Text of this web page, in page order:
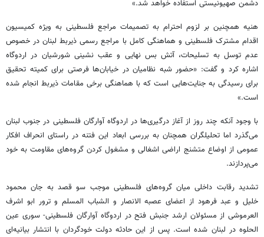
دشمن صهیونیستی استفاده خواهد شد.»
هنیه همچنین بر لزوم احترام به تصمیمات مراجع فلسطینی به ویژه کمیسیون
اقدام مشترک فلسطینی و هماهنگی کامل با مراجع رسمی ذیربط لبنان در خصوص
عدم توسل به تسلیحات، آتش بس نهایی و عقب نشینی شورشیان در اردوگاه
اشاره کرد و گفت: «حضور شبه نظامیان در خیابان‌ها فرصتی برای کمیته تحقیق
برای رسیدگی به جنایت‌هایی است که با هماهنگی برخی مقامات ذیربط انجام شده
است.»
با وجود آنکه چند روز از آغاز درگیری‌ها در اردوگاه آوارگان فلسطینی در جنوب لبنان
می‌گذرد اما تحلیلگران همچنان به بررسی ابعاد این فتنه در راستای انحراف افکار
عمومی از اوضاع متشنج اراضی اشغالی و مشغول کردن گروه‌های مقاومت به خود
می‌پردازند.
تشدید رقابت داخلی میان گروه‌های فلسطینی موجب سو قصد به جان محمود
خلیل و عبدفرهود از اعضای عصبه الانصار و الشباب المسلمو ترور ابو اشرف
العرموشی از مسئولان ارشد جنبش فتح در اردوگاه آوارگان فلسطینی- سوری عین
الحلوه در لبنان شده است. پس از این حادثه دولت خودگردان با انتشار بیانیه‌ای